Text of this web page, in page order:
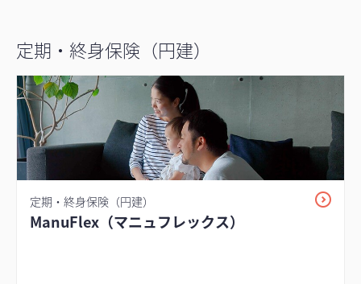
定期・終身保険（円建）
定期・終身保険（円建）
ManuFlex（マニュフレックス）